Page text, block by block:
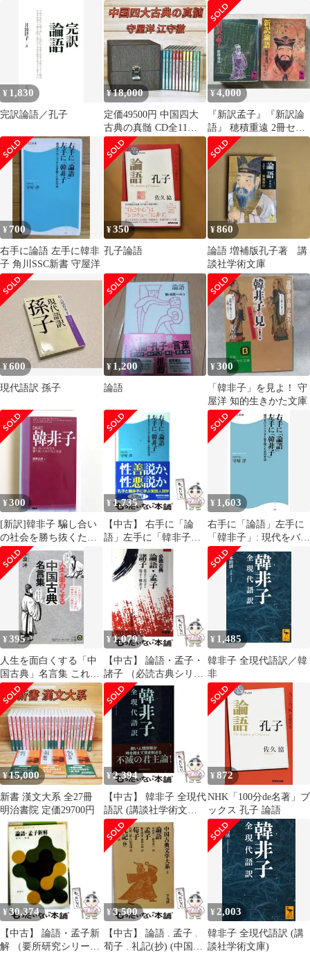
¥ 1,830
完訳論語／孔子
¥18,000
定価49500円 中国四大
古典の真髄 CD全11枚
守屋洋 江守徹 講演CD
¥4,000
『新訳孟子』『新訳論
語』 穂積重遠 2冊セッ
ト 講談社学術文庫
¥ 700
右手に論語 左手に韓非
子 角川SSC新書 守屋洋
¥350
孔子論語
¥860
論語 増補版孔子著 講
談社学術文庫
¥600
現代語訳 孫子
¥1,200
論語
¥300
「韓非子」を見よ！ 守
屋洋 知的生きかた文庫
¥300
[新訳]韓非子 騙し合い
の社会を勝ち抜くため
の百言百話
¥ 1,735
【中古】 右手に「論
語」左手に「韓非子」
現代をバランスよく生
き抜くための方法 （角
川SSC新書） / 守屋 洋 /
角川マガジンズ
¥ 1,603
右手に「論語」左手に
「韓非子」: 現代をバラ
ンスよく生き抜くため
の方法 (角川SSC新書
25)
¥395
人生を面白くする「中
国古典」名言集 これは
役立つ!『三国志』から
『老荘』『韓非子』
『論語』まで／守屋洋
¥1,079
【中古】 論語・孟子・
諸子 （必読古典シリー
ズ） / 西谷元夫 / 有朋
堂
¥ 1,485
韓非子 全現代語訳／韓
非
¥15,000
新書 漢文大系 全27冊
明治書院 定価29700円
¥ 2,394
【中古】 韓非子 全現代
語訳 (講談社学術文庫) /
本田 済 / 講談社
¥872
NHK「100分de名著」ブ
ックス 孔子 論語
¥30,374
【中古】 論語・孟子新
解 （要所研究シリー
¥ 3,500
【中古】 論語 . 孟子 .
荀子 . 礼記(抄) (中国古
¥2,003
韓非子 全現代語訳 (講
談社学術文庫)